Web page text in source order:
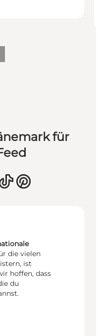
für
die vielen
ist
hoffen, dass
du